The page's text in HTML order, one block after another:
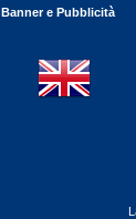
Banner e Pubblicità